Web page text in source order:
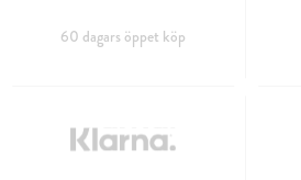
60 dagars öppet köp